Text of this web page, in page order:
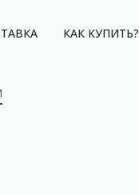
КАК КУПИТЬ?